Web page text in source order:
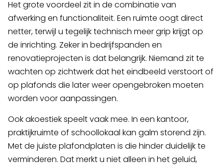
Het grote voordeel zit in de combinatie van
afwerking en functionaliteit. Een ruimte oogt direct
netter, terwijl u tegelijk technisch meer grip krijgt op
de inrichting. Zeker in bedrijfspanden en
renovatieprojecten is dat belangrijk. Niemand zit te
wachten op zichtwerk dat het eindbeeld verstoort of
op plafonds die later weer opengebroken moeten
worden voor aanpassingen.
Ook akoestiek speelt vaak mee. In een kantoor,
praktijkruimte of schoollokaal kan galm storend zijn.
Met de juiste plafondplaten is die hinder duidelijk te
verminderen. Dat merkt u niet alleen in het geluid,